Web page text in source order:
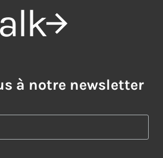
à notre newsletter